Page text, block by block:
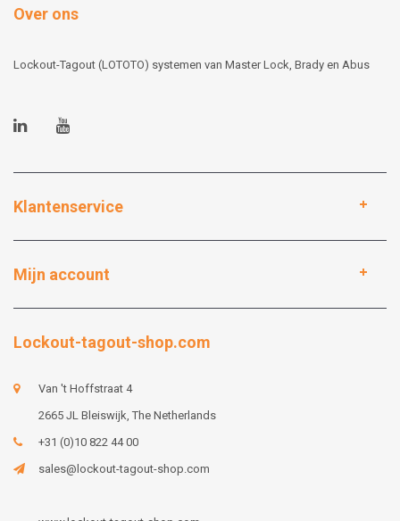
Over ons
Lockout-Tagout (LOTOTO) systemen van Master Lock, Brady en Abus
Klantenservice
Mijn account
Lockout-tagout-shop.com
Van 't Hoffstraat 4
2665 JL Bleiswijk, The Netherlands
+31 (0)10 822 44 00
sales@lockout-tagout-shop.com